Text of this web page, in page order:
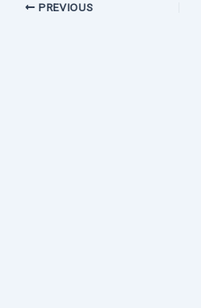
PREVIOUS